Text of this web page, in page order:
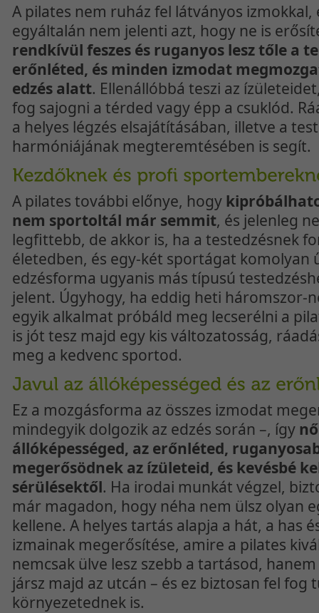
A pilates nem ruház fel látványos izmokkal,
egyáltalán nem jelenti azt, hogy ne is
rendkívül feszes és ruganyos lesz tőle a
erőnléted, és minden izmodat
edzés alatt. Ellenállóbbá teszi az
fog sajogni a térded vagy épp a csuklód.
a helyes légzés elsajátításában, illetve a
harmóniájának megteremtésében is segít.
A pilates további előnye, hogy
nem sportoltál már semmit, és jelenleg
legfittebb, de akkor is, ha a testedzésnek
életedben, és egy-két sportágat komolyan
edzésforma ugyanis más típusú
jelent. Úgyhogy, ha eddig heti háromszor-
egyik alkalmat próbáld meg lecserélni a
is jót tesz majd egy kis változatosság,
meg a kedvenc sportod.
Ez a mozgásforma az összes izmodat
mindegyik dolgozik az edzés során –, így
állóképességed, az erőnléted,
megerősödnek az ízületeid, és kevésbé
sérülésektől. Ha irodai munkát végzel,
már magadon, hogy néha nem ülsz olyan
kellene. A helyes tartás alapja a hát, a has
izmainak megerősítése, amire a pilates
nemcsak ülve lesz szebb a tartásod,
jársz majd az utcán – és ez biztosan fel fog
környezetednek is.